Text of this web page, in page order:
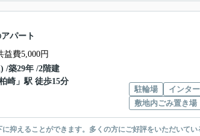
パート
益費5,000円
/築29年 /2階建
崎 」駅 徒歩15分
駐輪場
インタ
敷地内ごみ置き場
抑えることができます。多くの方にご好評をいただいて